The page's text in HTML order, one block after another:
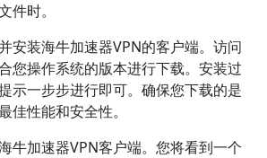
件时。
安装海牛加速器VPN的客户端。访问
您操作系统的版本进行下载。安装过
示一步步进行即可。确保您下载的是
佳性能和安全性。
牛加速器VPN客户端。您将看到一个